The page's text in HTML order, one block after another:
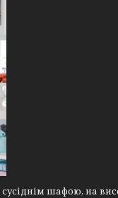
шафою, на